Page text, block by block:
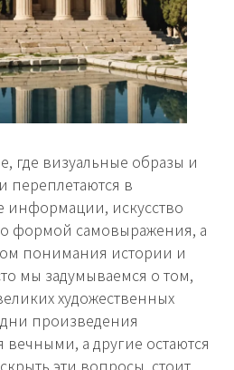
где визуальные образы и
переплетаются в
информации, искусство
формой самовыражения, а
понимания истории и
мы задумываемся о том,
художественных
произведения
вечными, а другие остаются